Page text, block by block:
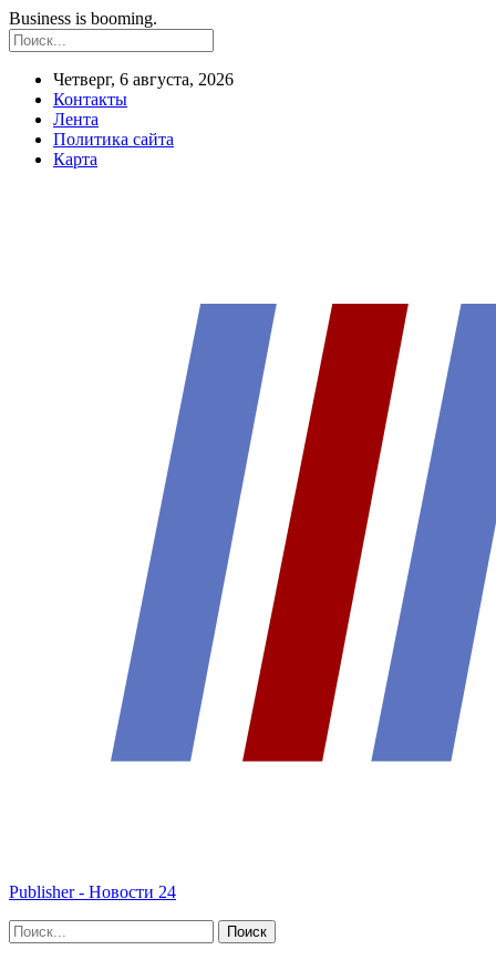
Business is booming.
Четверг, 6 августа, 2026
Контакты
Лента
Политика сайта
Карта
Publisher - Новости 24